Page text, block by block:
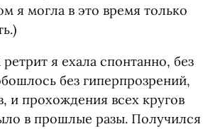
я могла в это время только
ретрит я ехала спонтанно, без
без гиперпрозрений,
и прохождения всех кругов
в прошлые разы. Получился